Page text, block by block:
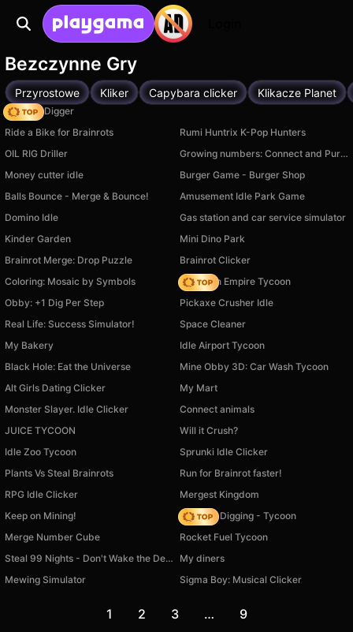
Bezczynne Gry
Przyrostowe Kliker Capybara clicker Klikacze Planet
Mystery Digger
Ride a Bike for Brainrots
Rumi Huntrix K-Pop Hunters
OIL RIG Driller
Growing numbers: Connect and Purify
Money cutter idle
Burger Game - Burger Shop
Balls Bounce - Merge & Bounce!
Amusement Idle Park Game
Domino Idle
Gas station and car service simulator
Kinder Garden
Mini Dino Park
Brainrot Merge: Drop Puzzle
Brainrot Clicker
Coloring: Mosaic by Symbols
Idle Train Empire Tycoon
Obby: +1 Dig Per Step
Pickaxe Crusher Idle
Real Life: Success Simulator!
Space Cleaner
My Bakery
Idle Airport Tycoon
Black Hole: Eat the Universe
Mine Obby 3D: Car Wash Tycoon
Alt Girls Dating Clicker
My Mart
Monster Slayer. Idle Clicker
Connect animals
JUICE TYCOON
Will it Crush?
Idle Zoo Tycoon
Sprunki Idle Clicker
Plants Vs Steal Brainrots
Run for Brainrot faster!
RPG Idle Clicker
Mergest Kingdom
Keep on Mining!
Jurassic Digging - Tycoon
Merge Number Cube
Rocket Fuel Tycoon
Steal 99 Nights - Don't Wake the Deer!
My diners
Mewing Simulator
Sigma Boy: Musical Clicker
1 2 3 … 9